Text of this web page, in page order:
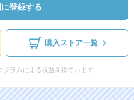
登録する
購入ストア一覧
グラムによる収益を得ています